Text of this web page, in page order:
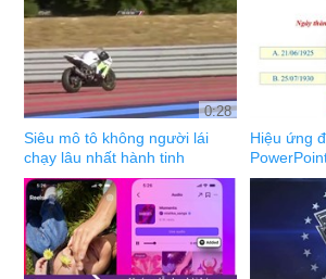
0:28
Siêu mô tô không người lái
chạy lâu nhất hành tinh
Hiệu ứng